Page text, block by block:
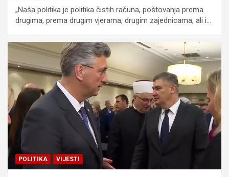
„Naša politika je politika čistih računa, poštovanja prema
drugima, prema drugim vjerama, drugim zajednicama, ali i…
POLITIKA VIJESTI